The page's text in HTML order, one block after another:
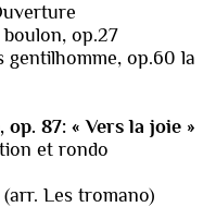
boulon, op.27
gentilhomme, op.60 la
87: « Vers la joie »
et rondo
(arr. Les tromano)